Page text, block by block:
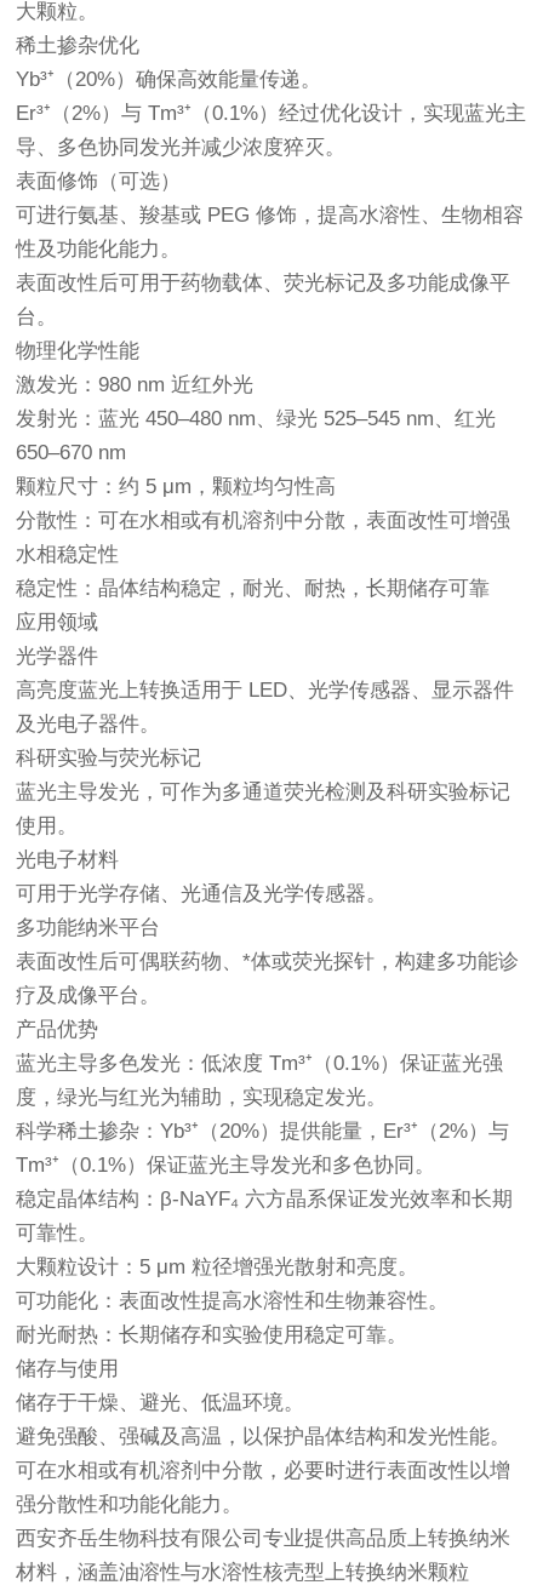
大颗粒。
稀土掺杂优化
Yb³⁺（20%）确保高效能量传递。
Er³⁺（2%）与 Tm³⁺（0.1%）经过优化设计，实现蓝光主
导、多色协同发光并减少浓度猝灭。
表面修饰（可选）
可进行氨基、羧基或 PEG 修饰，提高水溶性、生物相容
性及功能化能力。
表面改性后可用于药物载体、荧光标记及多功能成像平
台。
物理化学性能
激发光：980 nm 近红外光
发射光：蓝光 450–480 nm、绿光 525–545 nm、红光
650–670 nm
颗粒尺寸：约 5 μm，颗粒均匀性高
分散性：可在水相或有机溶剂中分散，表面改性可增强
水相稳定性
稳定性：晶体结构稳定，耐光、耐热，长期储存可靠
应用领域
光学器件
高亮度蓝光上转换适用于 LED、光学传感器、显示器件
及光电子器件。
科研实验与荧光标记
蓝光主导发光，可作为多通道荧光检测及科研实验标记
使用。
光电子材料
可用于光学存储、光通信及光学传感器。
多功能纳米平台
表面改性后可偶联药物、*体或荧光探针，构建多功能诊
疗及成像平台。
产品优势
蓝光主导多色发光：低浓度 Tm³⁺（0.1%）保证蓝光强
度，绿光与红光为辅助，实现稳定发光。
科学稀土掺杂：Yb³⁺（20%）提供能量，Er³⁺（2%）与
Tm³⁺（0.1%）保证蓝光主导发光和多色协同。
稳定晶体结构：β-NaYF₄ 六方晶系保证发光效率和长期
可靠性。
大颗粒设计：5 μm 粒径增强光散射和亮度。
可功能化：表面改性提高水溶性和生物兼容性。
耐光耐热：长期储存和实验使用稳定可靠。
储存与使用
储存于干燥、避光、低温环境。
避免强酸、强碱及高温，以保护晶体结构和发光性能。
可在水相或有机溶剂中分散，必要时进行表面改性以增
强分散性和功能化能力。
西安齐岳生物科技有限公司专业提供高品质上转换纳米
材料，涵盖油溶性与水溶性核壳型上转换纳米颗粒